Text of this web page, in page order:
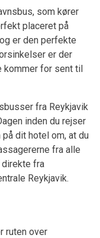
som kører
placeret på
er den perfekte
er der
kommer for sent til
fra Reykjavik
inden du rejser
dit hotel om, at du
fra alle
direkte fra
Reykjavik.
ruten over